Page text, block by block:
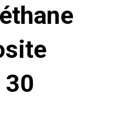
30